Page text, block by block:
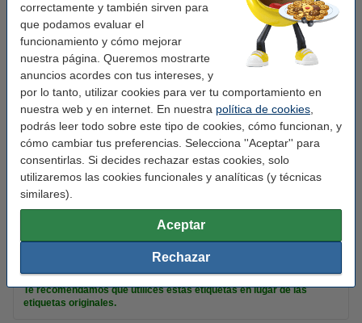
correctamente y también sirven para
que podamos evaluar el
funcionamiento y cómo mejorar
nuestra página. Queremos mostrarte
anuncios acordes con tus intereses, y
por lo tanto, utilizar cookies para ver tu comportamiento en
nuestra web y en internet. En nuestra política de cookies
podrás leer todo sobre este tipo de cookies, cómo funcionan, y
cómo cambiar tus preferencias. Selecciona ''Aceptar'' para
consentirlas. Si decides rechazar estas cookies, solo
utilizaremos las cookies funcionales y analíticas (y técnicas
similares).
Aceptar
Rechazar
123tinta
Uso: etiquetas de dirección
Adherencia: Adhesivo
Medidas: 36 x 89 mm (AnxL)
Acabado: mate
Material: papel
S0722400
Consejo
Te recomendamos que utilices estas etiquetas en lugar de las
etiquetas originales.